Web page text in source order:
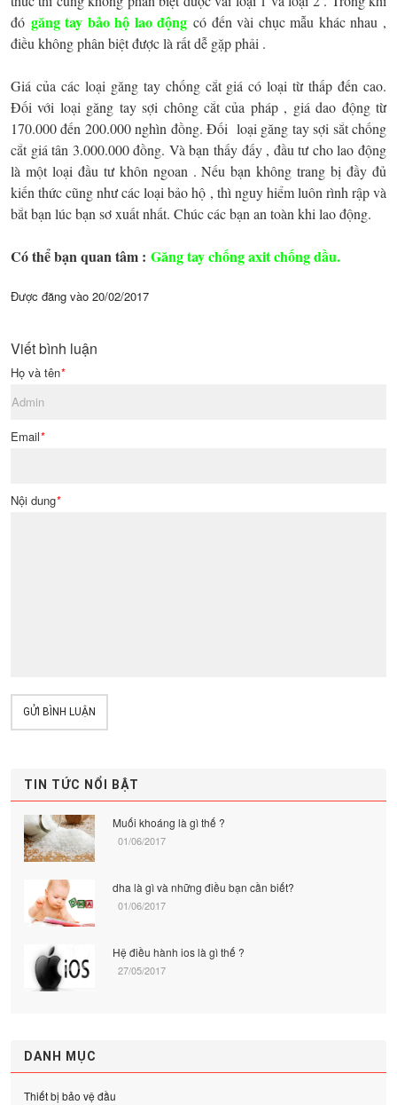
đó găng tay bảo hộ lao động có đến vài chục mẫu khác nhau ,
điều không phân biệt được là rất dễ gặp phải .
Giá của các loại găng tay chống cắt giá có loại từ thấp đến cao.
Đối với loại găng tay sợi chông cắt của pháp , giá dao động từ
170.000 đến 200.000 nghìn đồng. Đối loại găng tay sợi sắt chống
cắt giá tân 3.000.000 đồng. Và bạn thấy đấy , đầu tư cho lao động
là một loại đầu tư khôn ngoan . Nếu bạn không trang bị đầy đủ
kiến thức cũng như các loại bảo hộ , thì nguy hiểm luôn rình rập và
bắt bạn lúc bạn sơ xuất nhất. Chúc các bạn an toàn khi lao động.
Có thể bạn quan tâm : Găng tay chống axit chống dầu.
Được đăng vào 20/02/2017
Viết bình luận
Họ và tên*
Email*
Nội dung*
GỬI BÌNH LUẬN
TIN TỨC NỔI BẬT
Muối khoáng là gì thế ?
01/06/2017
dha là gì và những điều bạn cần biết?
01/06/2017
Hệ điều hành ios là gì thế ?
27/05/2017
DANH MỤC
Thiết bị bảo vệ đầu